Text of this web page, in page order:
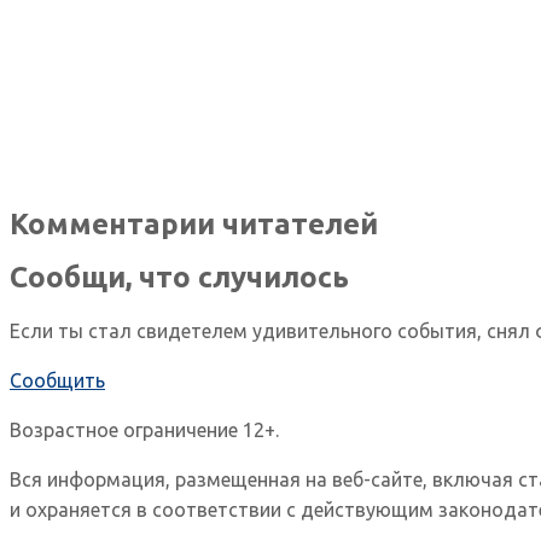
Комментарии читателей
Сообщи, что случилось
Если ты стал свидетелем удивительного события,
Сообщить
Возрастное ограничение 12+.
Вся информация, размещенная на веб-сайте, включая
и охраняется в соответствии с действующим